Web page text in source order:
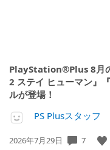
PlayStation®Plus 8月
2 ステイ ヒューマン』
ルが登場！
PS Plusスタッフ
公
2026年7月29日 7